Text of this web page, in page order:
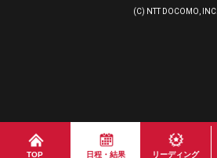
TOP 日程・結果 リーディング
(C) NTT DOCOMO, INC.